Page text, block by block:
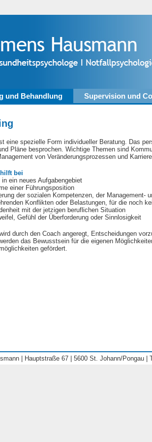
und Behandlung Supervision und
eine spezielle Form individueller Beratung. Das
Pläne besprochen. Wichtige Themen sind
von Veränderungsprozessen und
bei
ein neues Aufgabengebiet
einer Führungsposition
der sozialen Kompetenzen, der Management-
Konflikten oder Belastungen, für die noch
mit der jetzigen beruflichen Situation
Gefühl der Überforderung oder Sinnlosigkeit
durch den Coach angeregt, Entscheidungen
das Bewusstsein für die eigenen
gefördert.
| Hauptstraße 67 | 5600 St. Johann/Pongau |